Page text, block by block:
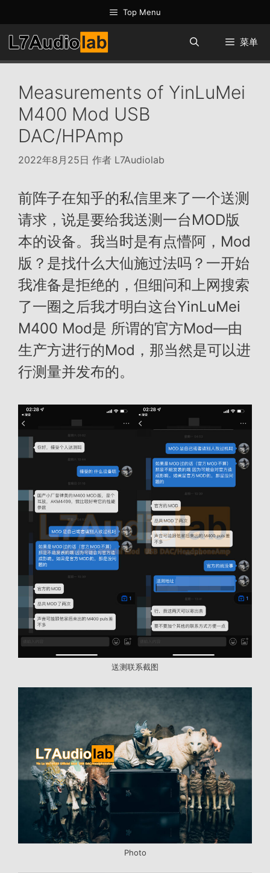
至
内
容
Top Menu
菜单
Measurements of YinLuMei
M400 Mod USB
DAC/HPAmp
2022年8月25日 作者 L7Audiolab
前阵子在知乎的私信里来了一个送测
请求，说是要给我送测一台MOD版
本的设备。我当时是有点懵阿，Mod
版？是找什么大仙施过法吗？一开始
我准备是拒绝的，但细问和上网搜索
了一圈之后我才明白这台YinLuMei
M400 Mod是 所谓的官方Mod—由
生产方进行的Mod，那当然是可以进
行测量并发布的。
送测联系截图
Photo